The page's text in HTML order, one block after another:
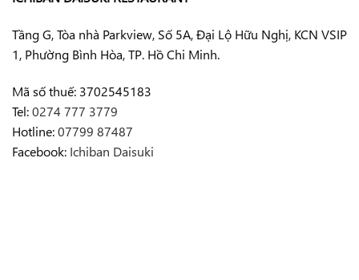
Tầng G, Tòa nhà Parkview, Số 5A, Đại Lộ Hữu Nghị, KCN VSIP
1, Phường Bình Hòa, TP. Hồ Chi Minh.
Mã số thuế: 3702545183
Tel:0274 777 3779
Hotline:07799 87487
Facebook: Ichiban Daisuki